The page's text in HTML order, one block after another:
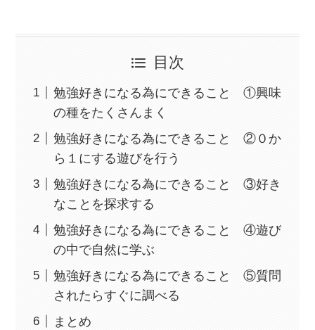
目次
勉強好きになる為にできること ①興味
の種をたくさんまく
勉強好きになる為にできること ②０か
ら１にする遊びを行う
勉強好きになる為にできること ③好き
なことを探求する
勉強好きになる為にできること ④遊び
の中で自然に学ぶ
勉強好きになる為にできること ⑤質問
されたらすぐに調べる
まとめ